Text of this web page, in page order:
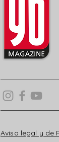
Aviso legal y de